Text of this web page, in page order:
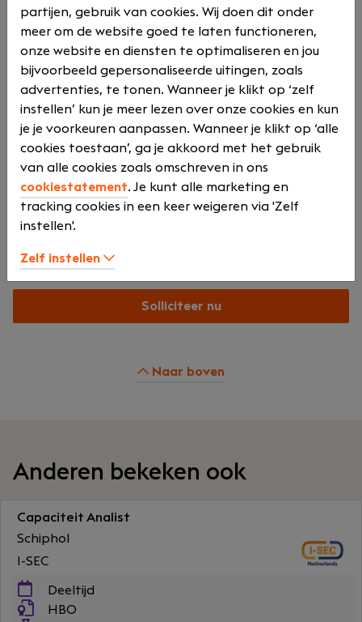
Over ons
OrangeCrest is een organisatie die zich richt op het
leveren van hoogwaardige IT- en
consultancydiensten. We geloven in de kracht van
samenwerking en innovatie om onze klanten te
helpen succesvol te zijn in een continu veranderende
markt.
Onze locatie
Jan Leentvaarlaan 29
Solliciteer nu
Naar boven
Anderen bekeken ook
Capaciteit Analist
Schiphol
I-SEC
Deeltijd
HBO
partijen, gebruik van cookies. Wij doen dit onder
meer om de website goed te laten functioneren,
onze website en diensten te optimaliseren en jou
bijvoorbeeld gepersonaliseerde uitingen, zoals
advertenties, te tonen. Wanneer je klikt op ‘zelf
instellen’ kun je meer lezen over onze cookies en kun
je je voorkeuren aanpassen. Wanneer je klikt op ‘alle
cookies toestaan’, ga je akkoord met het gebruik
van alle cookies zoals omschreven in ons
cookiestatement. Je kunt alle marketing en
tracking cookies in een keer weigeren via 'Zelf
instellen'.
Zelf instellen